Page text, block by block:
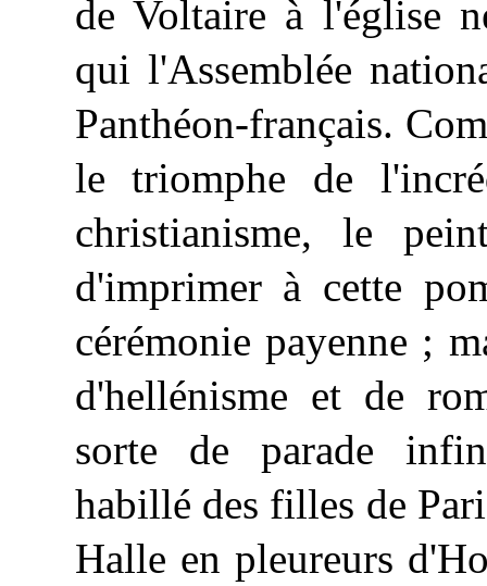
de Voltaire à l'église
qui l'Assemblée
Panthéon-français.
le triomphe de
christianisme, le
d'imprimer à cette
cérémonie payenne ;
d'hellénisme et de
sorte de parade
habillé des filles de
Halle en pleureurs